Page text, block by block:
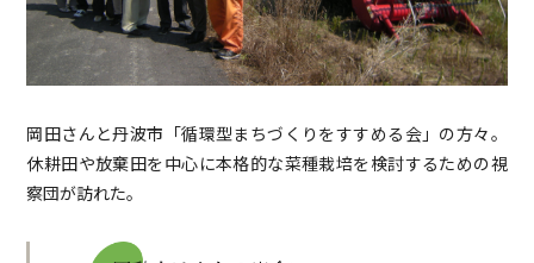
岡田さんと丹波市「循環型まちづくりをすすめる会」の方々。
休耕田や放棄田を中心に本格的な菜種栽培を検討するための視
察団が訪れた。